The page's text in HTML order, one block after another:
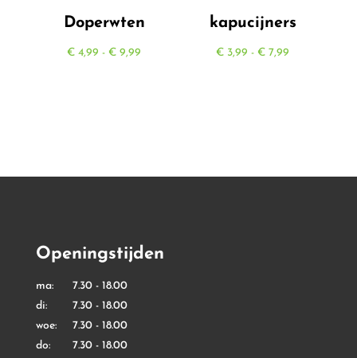
Doperwten
€ 4,99 - € 9,99
kapucijners
€ 3,99 - € 7,99
Openingstijden
ma: 7.30 - 18.00
di: 7.30 - 18.00
woe: 7.30 - 18.00
do: 7.30 - 18.00